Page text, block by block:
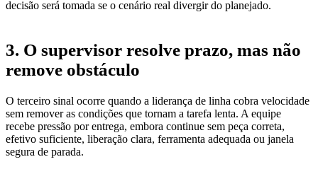
decisão será tomada se o cenário real divergir do planejado.
3. O supervisor resolve prazo, mas não
remove obstáculo
O terceiro sinal ocorre quando a liderança de linha cobra velocidade
sem remover as condições que tornam a tarefa lenta. A equipe
recebe pressão por entrega, embora continue sem peça correta,
efetivo suficiente, liberação clara, ferramenta adequada ou janela
segura de parada.